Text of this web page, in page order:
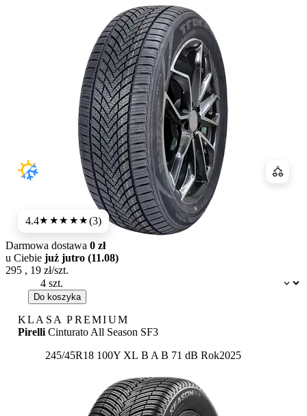
4.4★★★★★(3)
Dostępność:
Darmowa dostawa 0 zł
u Ciebie już jutro (11.08)
295 , 19 zł/szt.
Do koszyka
KLASA PREMIUM
Pirelli Cinturato All Season SF3
245/45R18 100Y XL Etykieta:
B A B 71 dB Rok2025